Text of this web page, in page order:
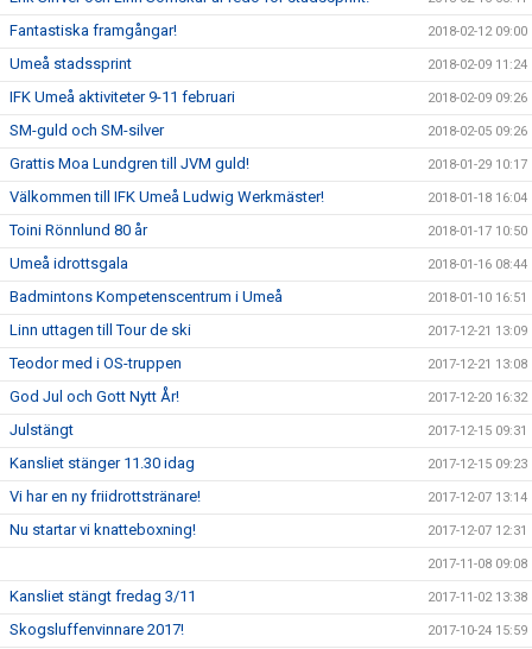
Fantastiska framgångar! 2018-02-12 09:00
Umeå stadssprint 2018-02-09 11:24
IFK Umeå aktiviteter 9-11 februari 2018-02-09 09:26
SM-guld och SM-silver 2018-02-05 09:26
Grattis Moa Lundgren till JVM guld! 2018-01-29 10:17
Välkommen till IFK Umeå Ludwig Werkmäster! 2018-01-18 16:04
Toini Rönnlund 80 år 2018-01-17 10:50
Umeå idrottsgala 2018-01-16 08:44
Badmintons Kompetenscentrum i Umeå 2018-01-10 16:51
Linn uttagen till Tour de ski 2017-12-21 13:09
Teodor med i OS-truppen 2017-12-21 13:08
God Jul och Gott Nytt År! 2017-12-20 16:32
Julstängt 2017-12-15 09:31
Kansliet stänger 11.30 idag 2017-12-15 09:23
Vi har en ny friidrottstränare! 2017-12-07 13:14
Nu startar vi knatteboxning! 2017-12-07 12:31
2017-11-08 09:08
Kansliet stängt fredag 3/11 2017-11-02 13:38
Skogsluffenvinnare 2017! 2017-10-24 15:59